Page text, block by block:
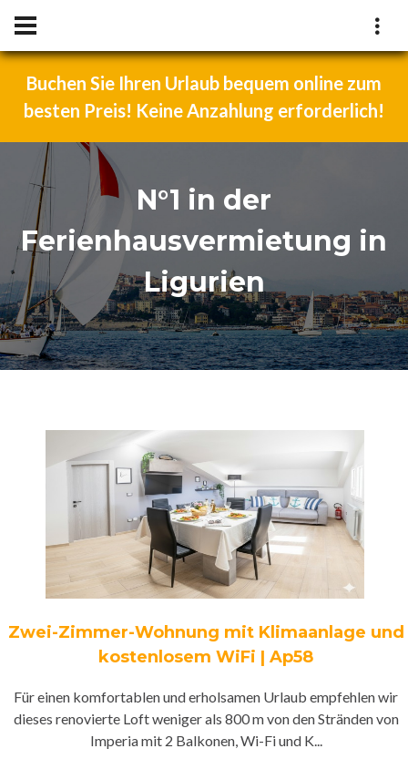
Buchen Sie Ihren Urlaub bequem online zum
besten Preis! Keine Anzahlung erforderlich!
N°1 in der
Ferienhausvermietung in
Ligurien
Zwei-Zimmer-Wohnung mit Klimaanlage und
kostenlosem WiFi | Ap58
Für einen komfortablen und erholsamen Urlaub empfehlen wir
dieses renovierte Loft weniger als 800 m von den Stränden von
Imperia mit 2 Balkonen, Wi-Fi und K...